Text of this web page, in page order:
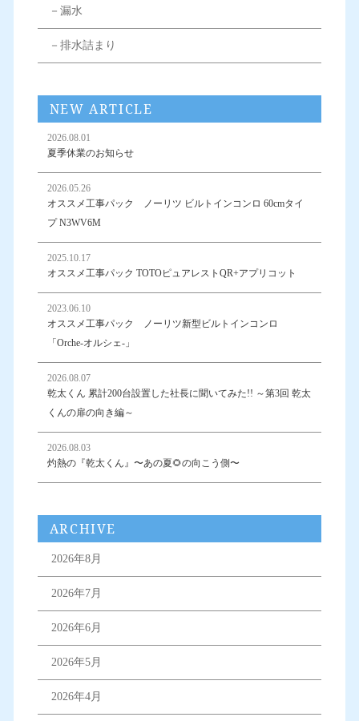
－漏水
－排水詰まり
NEW ARTICLE
2026.08.01
夏季休業のお知らせ
2026.05.26
オススメ工事パック ノーリツ ビルトインコンロ 60cmタイ
プ N3WV6M
2025.10.17
オススメ工事パック TOTOピュアレストQR+アプリコット
2023.06.10
オススメ工事パック ノーリツ新型ビルトインコンロ
「Orche-オルシェ-」
2026.08.07
乾太くん 累計200台設置した社長に聞いてみた!! ～第3回 乾太
くんの扉の向き編～
2026.08.03
灼熱の『乾太くん』〜あの夏🌻の向こう側〜
ARCHIVE
2026年8月
2026年7月
2026年6月
2026年5月
2026年4月